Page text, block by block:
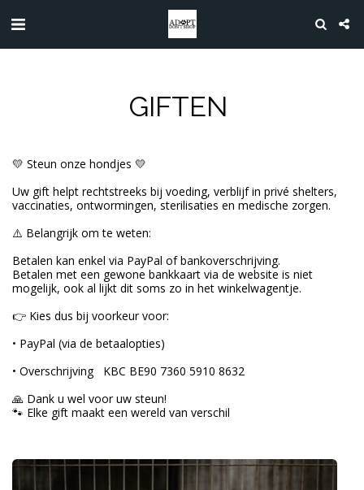
GIFTEN
💛 Steun onze hondjes 💛
Uw gift helpt rechtstreeks bij voeding, verblijf in privé shelters,
vaccinaties, ontwormingen, sterilisaties en medische zorgen.
⚠️ Belangrijk om te weten:
Betalen kan enkel via PayPal of bankoverschrijving.
Betalen met een gewone bankkaart via de website is niet
mogelijk, ook al lijkt dit soms zo in het winkelwagentje.
👉 Kies dus bij voorkeur voor:
• PayPal (via de betaalopties)
• Overschrijving KBC BE90 7360 5910 8632
🙏 Dank u wel voor uw steun!
🐾 Elke gift maakt een wereld van verschil